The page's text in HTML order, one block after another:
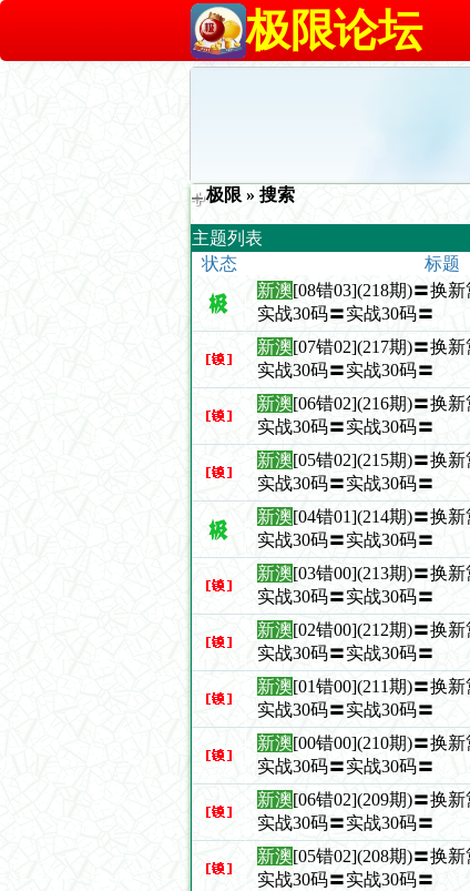
极限论坛
极限 » 搜索
主题列表
状态
标题
新澳[08错03](218期)〓换
实战30码〓实战30码〓
新澳[07错02](217期)〓换
实战30码〓实战30码〓
新澳[06错02](216期)〓换
实战30码〓实战30码〓
新澳[05错02](215期)〓换
实战30码〓实战30码〓
新澳[04错01](214期)〓换
实战30码〓实战30码〓
新澳[03错00](213期)〓换
实战30码〓实战30码〓
新澳[02错00](212期)〓换
实战30码〓实战30码〓
新澳[01错00](211期)〓换
实战30码〓实战30码〓
新澳[00错00](210期)〓换
实战30码〓实战30码〓
新澳[06错02](209期)〓换
实战30码〓实战30码〓
新澳[05错02](208期)〓换
实战30码〓实战30码〓